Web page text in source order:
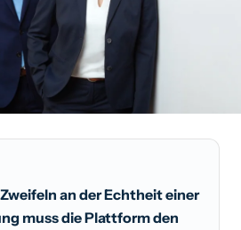
an der Echtheit einer
muss die Plattform den